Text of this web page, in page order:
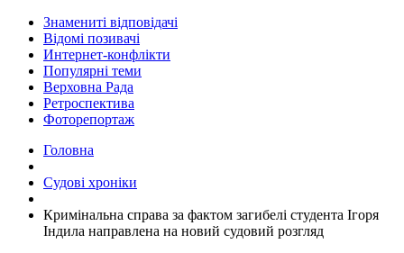
Знамениті відповідачі
Відомі позивачі
Интернет-конфлікти
Популярні теми
Верховна Рада
Ретроспектива
Фоторепортаж
Головна
Судові хроніки
Кримінальна справа за фактом загибелі студента Ігоря
Індила направлена на новий судовий розгляд